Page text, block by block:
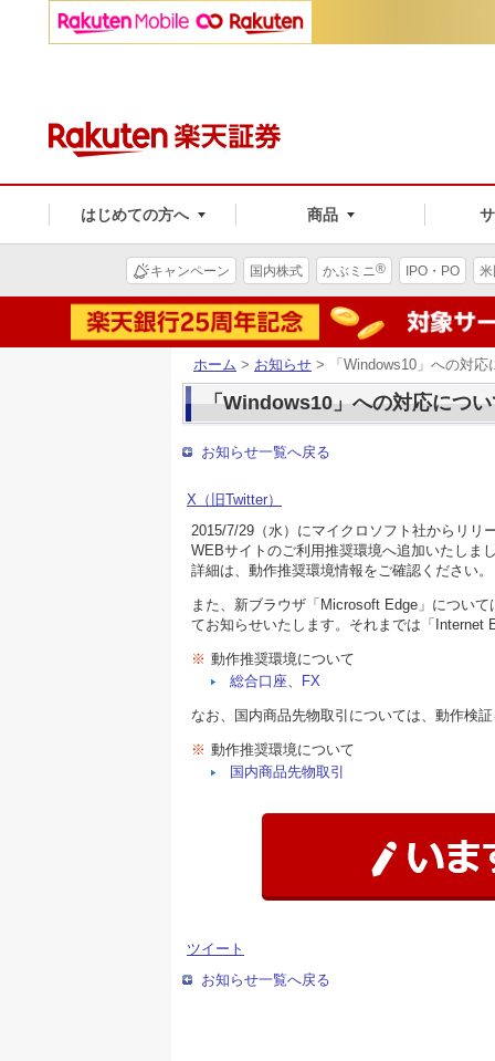
はじめての方へ 商品
キャンペーン 国内株式 かぶミニ® IPO・PO
ホーム > お知らせ > 「Windows10」への対応
「Windows10」への対応につ
お知らせ一覧へ戻る
X（旧Twitter）
2015/7/29（水）にマイクロソフト社からリリ
WEBサイトのご利用推奨環境へ追加いたしま
詳細は、動作推奨環境情報をご確認ください。
また、新ブラウザ「Microsoft Edge」につい
てお知らせいたします。それまでは「Internet
※ 動作推奨環境について
総合口座、FX
なお、国内商品先物取引については、動作検
※ 動作推奨環境について
国内商品先物取引
ツイート
お知らせ一覧へ戻る